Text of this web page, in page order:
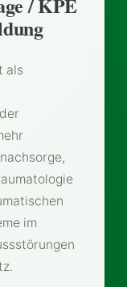
als
im